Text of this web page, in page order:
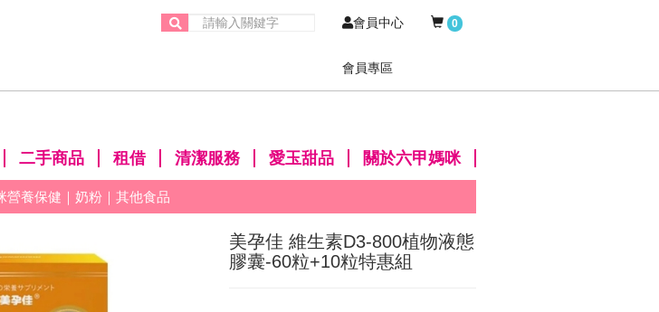
會員中心
會員專區
0
二手商品 租借 清潔服務 愛玉甜品 關於六甲媽咪
營養保健｜奶粉｜其他食品
美孕佳 維生素D3-800植物液態
膠囊-60粒+10粒特惠組